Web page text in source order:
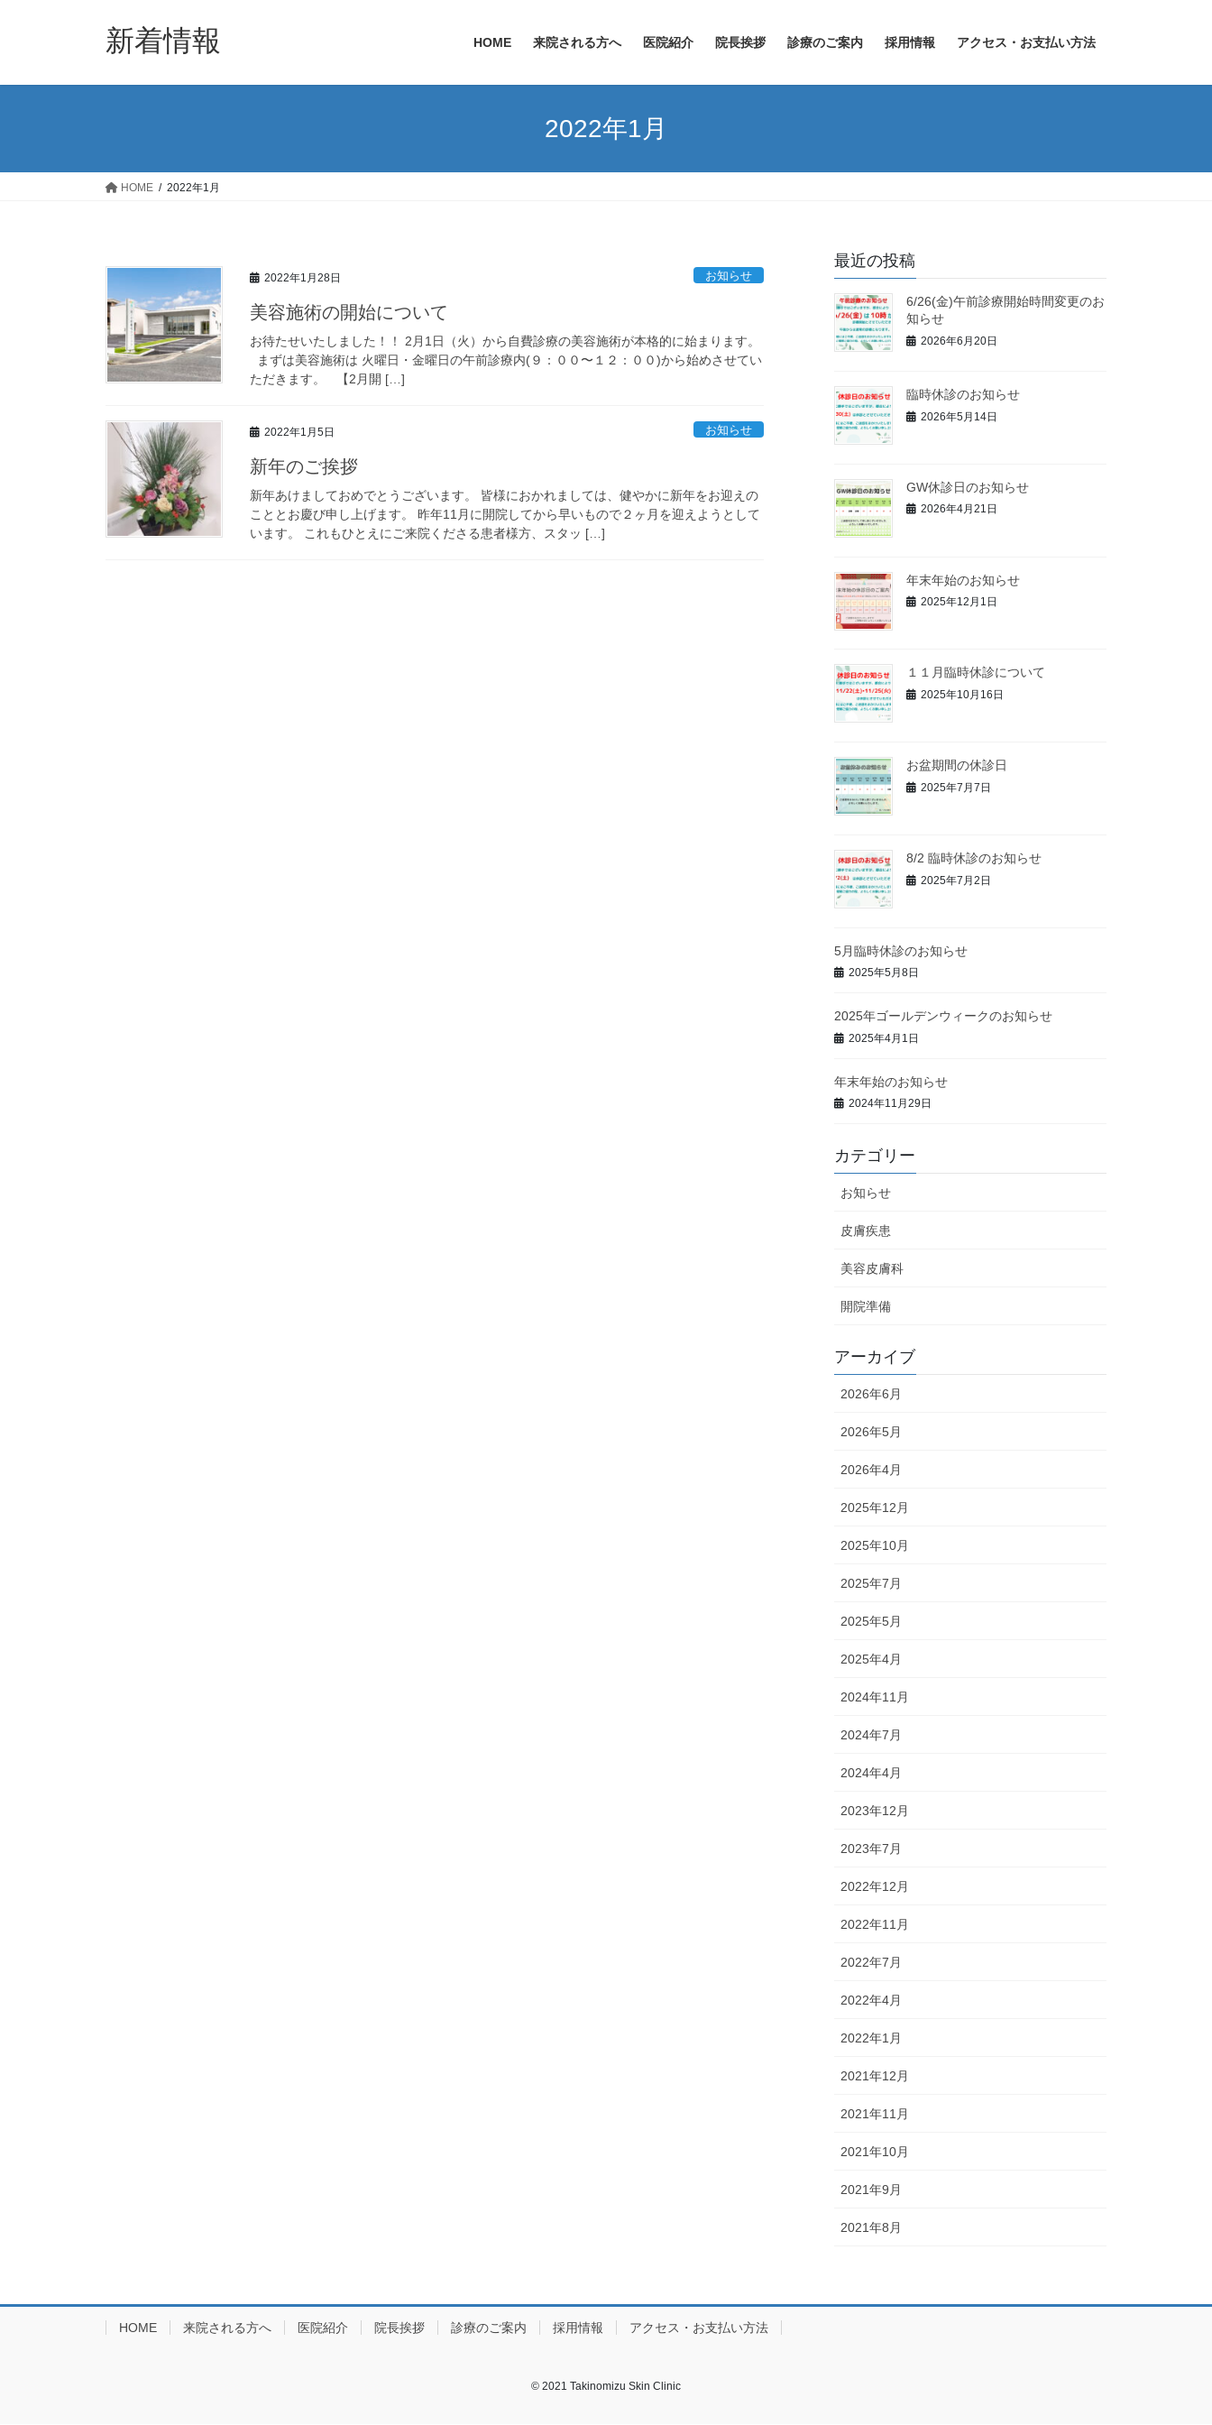
新着情報 HOME 来院される方へ 医院紹介 院長挨拶 診療のご案内 採用情報 アクセス・お支払い方法
2022年1月
HOME 2022年1月
2022年1月28日 お知らせ
美容施術の開始について
お待たせいたしました！！ 2月1日（火）から自費診療の美容施術が本格的に始まります。
まずは美容施術は 火曜日・金曜日の午前診療内(９：００〜１２：００)から始めさせてい
ただきます。 【2月開 […]
2022年1月5日 お知らせ
新年のご挨拶
新年あけましておめでとうございます。 皆様におかれましては、健やかに新年をお迎えの
こととお慶び申し上げます。 昨年11月に開院してから早いもので２ヶ月を迎えようとして
います。 これもひとえにご来院くださる患者様方、スタッ […]
最近の投稿
6/26(金)午前診療開始時間変更のお
知らせ
2026年6月20日
臨時休診のお知らせ
2026年5月14日
GW休診日のお知らせ
2026年4月21日
年末年始のお知らせ
2025年12月1日
１１月臨時休診について
2025年10月16日
お盆期間の休診日
2025年7月7日
8/2 臨時休診のお知らせ
2025年7月2日
5月臨時休診のお知らせ
2025年5月8日
2025年ゴールデンウィークのお知らせ
2025年4月1日
年末年始のお知らせ
2024年11月29日
カテゴリー
お知らせ
皮膚疾患
美容皮膚科
開院準備
アーカイブ
2026年6月
2026年5月
2026年4月
2025年12月
2025年10月
2025年7月
2025年5月
2025年4月
2024年11月
2024年7月
2024年4月
2023年12月
2023年7月
2022年12月
2022年11月
2022年7月
2022年4月
2022年1月
2021年12月
2021年11月
2021年10月
2021年9月
2021年8月
HOME 来院される方へ 医院紹介 院長挨拶 診療のご案内 採用情報 アクセス・お支払い方法
© 2021 Takinomizu Skin Clinic